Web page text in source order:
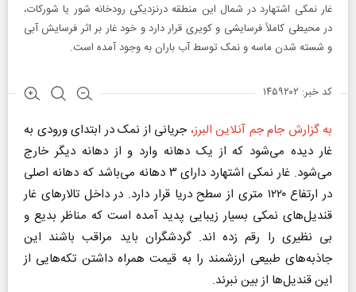
غار نمکی اشتهارد در شمال این منطقه درنزدیکی رودخانه شور یا شورکات،
در محیطی کاملاً فرسایشی و کویری قرار دارد و خود غار بر اثر فرسایش آبی
و شسته شدن ماسه و نمک توسط آب باران به وجود آمده است.
کد خبر: ۱۴۵۹۲۰۲
به گزارش جام جم آنلاین البرز،جریانی از نمک در ابتدای ورودی به
غار دیده می‌شود که از یک دهانه وارد و از دهانه دیگر خارج
می‌شود. غار نمکی اشتهارد دارای ۳ دهانه می‌باشد که دهانه اصلی
در ارتفاع ۱۲۲۰ متری از سطح دریا قرار دارد. در داخل تالار‌های غار
قندیل‌های نمکی بسیار زیبایی پدید آمده است که مناظر بدیع و
بی نظیری را رقم زده اند. گردشگران باید مراقب باشند این
جاذبه‌های طبیعی ارزشمند را به قیمت همراه داشتن تکه‌هایی از
این قندیل‌ها از بین نبرند.